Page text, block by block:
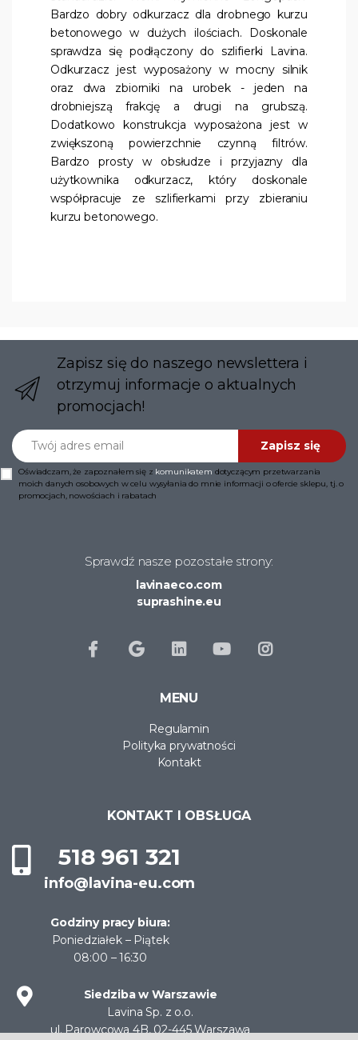
Bardzo dobry odkurzacz dla drobnego kurzu
betonowego w dużych ilościach. Doskonale
sprawdza się podłączony do szlifierki Lavina.
Odkurzacz jest wyposażony w mocny silnik
oraz dwa zbiorniki na urobek - jeden na
drobniejszą frakcję a drugi na grubszą.
Dodatkowo konstrukcja wyposażona jest w
zwiększoną powierzchnie czynną filtrów.
Bardzo prosty w obsłudze i przyjazny dla
użytkownika odkurzacz, który doskonale
współpracuje ze szlifierkami przy zbieraniu
kurzu betonowego.
Zapisz się do naszego newslettera i
otrzymuj informacje o aktualnych
promocjach!
Twój adres email
Zapisz się
Oświadczam, że zapoznałem się z komunikatem dotyczącym przetwarzania
moich danych osobowych w celu wysyłania do mnie informacji o ofercie sklepu, tj. o
promocjach, nowościach i rabatach
Sprawdź nasze pozostałe strony:
lavinaeco.com
suprashine.eu
MENU
Regulamin
Polityka prywatności
Kontakt
KONTAKT I OBSŁUGA
518 961 321
info@lavina-eu.com
Godziny pracy biura:
Poniedziałek – Piątek
08:00 – 16:30
Siedziba w Warszawie
Lavina Sp. z o.o.
ul. Parowcowa 4B, 02-445 Warszawa